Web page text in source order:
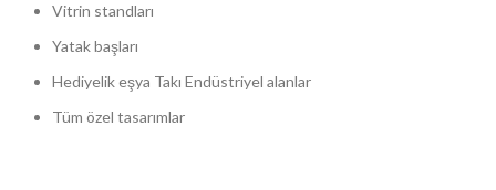
Vitrin standları
Yatak başları
Hediyelik eşya Takı Endüstriyel alanlar
Tüm özel tasarımlar